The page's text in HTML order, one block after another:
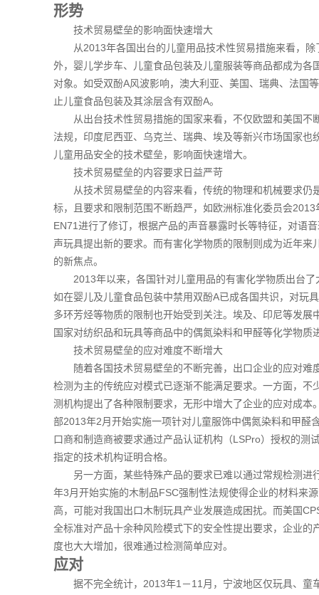
形势
技术贸易壁垒的影响面快速增大
从2013年各国出台的儿童用品技术性贸易措施来看，除
外，婴儿学步车、儿童食品包装及儿童服装等商品都成为各
对象。如受双酚A风波影响，澳大利亚、美国、瑞典、法国
止儿童食品包装及其涂层含有双酚A。
从出台技术性贸易措施的国家来看，不仅欧盟和美国不
法规，印度尼西亚、乌克兰、瑞典、埃及等新兴市场国家也
儿童用品安全的技术壁垒，影响面快速增大。
技术贸易壁垒的内容要求日益严苛
从技术贸易壁垒的内容来看，传统的物理和机械要求仍
标，且要求和限制范围不断趋严，如欧洲标准化委员会2013
EN71进行了修订，根据产品的声音暴露时长等特征，对语
声玩具提出新的要求。而有害化学物质的限制则成为近年来
的新焦点。
2013年以来，各国针对儿童用品的有害化学物质出台了
如在婴儿及儿童食品包装中禁用双酚A已成各国共识，对玩
多环芳烃等物质的限制也开始受到关注。埃及、印尼等发展
国家对纺织品和玩具等商品中的偶氮染料和甲醛等化学物质
技术贸易壁垒的应对难度不断增大
随着各国技术贸易壁垒的不断完善，出口企业的应对难
检测为主的传统应对模式已逐渐不能满足要求。一方面，不
测机构提出了各种限制要求，无形中增大了企业的应对成本
部2013年2月开始实施一项针对儿童服饰中偶氮染料和甲醛
口商和制造商被要求通过产品认证机构（LSPro）授权的测
指定的技术机构证明合格。
另一方面，某些特殊产品的要求已难以通过常规检测进
年3月开始实施的木制品FSC强制性法规使得企业的材料来
高，可能对我国出口木制玩具产业发展造成困扰。而美国
全标准对产品十余种风险模式下的安全性提出要求，企业的
度也大大增加，很难通过检测简单应对。
应对
据不完全统计，2013年1－11月，宁波地区仅玩具、童